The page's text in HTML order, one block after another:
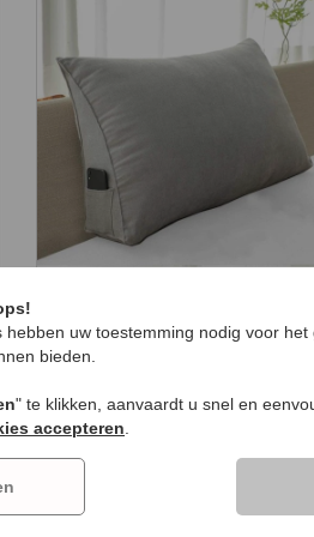
KLANTEN ZEGGEN
hebben uw toestemming nodig voor
bieden.
" te klikken, aanvaardt u snel en
accepteren